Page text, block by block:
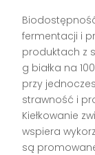
fermentacji i
produktach z
g białka na
przy
strawność i
Kiełkowanie
wspiera
są